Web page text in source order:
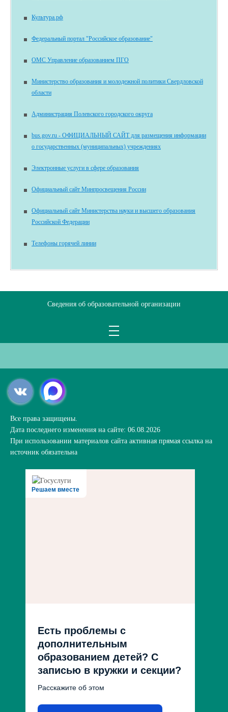
Культура.рф
Федеральный портал "Российское образование"
ОМС Управление образованием ПГО
Министерство образования и молодежной политики Свердловской
области
Администрация Полевского городского округа
bus.gov.ru - ОФИЦИАЛЬНЫЙ САЙТ для размещения информации
о государственных (муниципальных) учреждениях
Электронные услуги в сфере образования
Официальный сайт Минпросвещения России
Официальный сайт Министерства науки и высшего образования
Российской Федерации
Телефоны горячей линии
Сведения об образовательной организации
Все права защищены.
Дата последнего изменения на сайте: 06.08.2026
При использовании материалов сайта активная прямая ссылка на
источник обязательна
Решаем вместе
Есть проблемы с
дополнительным
образованием детей? С
записью в кружки и секции?
Расскажите об этом